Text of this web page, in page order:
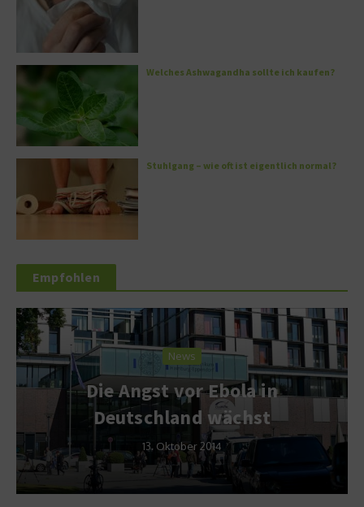
Welches Ashwagandha sollte ich kaufen?
Stuhlgang – wie oft ist eigentlich normal?
Empfohlen
News
Die Angst vor Ebola in
Deutschland wächst
13. Oktober 2014